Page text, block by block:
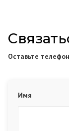
Оставьте
Имя